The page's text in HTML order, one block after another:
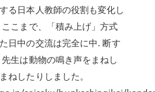
る日本人教師の役割も変化し
こまで、「積み上げ」方式
日中の交流は完全に中. 断す
生は動物の鳴き声をまねし
ねしたりしました。